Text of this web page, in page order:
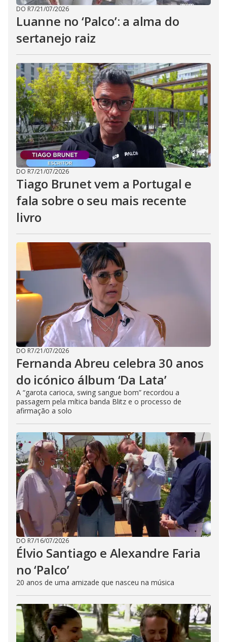
DO R7/21/07/2026
Luanne no ‘Palco’: a alma do
sertanejo raiz
DO R7/21/07/2026
Tiago Brunet vem a Portugal e
fala sobre o seu mais recente
livro
DO R7/21/07/2026
Fernanda Abreu celebra 30 anos
do icónico álbum ‘Da Lata’
A “garota carioca, swing sangue bom” recordou a
passagem pela mítica banda Blitz e o processo de
afirmação a solo
DO R7/16/07/2026
Élvio Santiago e Alexandre Faria
no ‘Palco’
20 anos de uma amizade que nasceu na música